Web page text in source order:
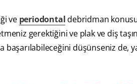
ve periodontaldebridman
gerektiğini ve plak ve diş
başarılabileceğini düşünseniz de,